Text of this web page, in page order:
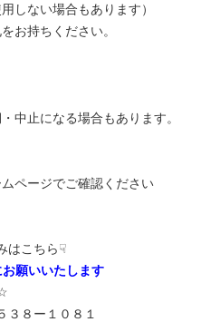
しない場合もあります）
お持ちください。
中止になる場合もあります。
ページでご確認ください
はこちら☟
願いいたします
８ー１０８１